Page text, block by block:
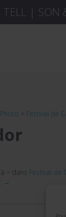
TELL | SON
Photo > Festival de
à × dans Festival de
→